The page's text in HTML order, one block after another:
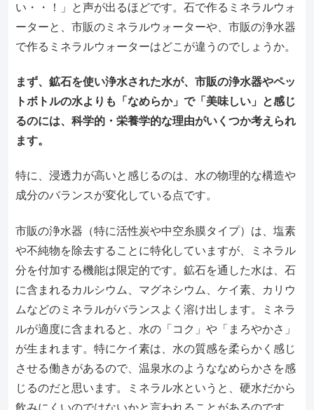
い・・！」と声が出るほどです。石で作るミネラルウォ
ーターと、市販のミネラルウォーターや、市販の浄水器
で作るミネラルウォーターはどこが違うのでしょうか。
まず、鉱石を使い浄水された水が、市販の浄水器やペッ
トボトルの水よりも「なめらか」で「美味しい」と感じ
るのには、科学的・栄養学的な理由がいくつか考えられ
ます。
特に、浸透力が高いと感じるのは、水の物理的な構造や
成分のバランスが変化している点です。
市販の浄水器（特に活性炭や中空糸膜タイプ）は、塩素
や不純物を除去することに特化していますが、ミネラル
分を付加する機能は限定的です。鉱石を通した水は、石
に含まれるカルシウム、マグネシウム、ケイ素、カリウ
ムなどのミネラルがバランスよく溶け出します。ミネラ
ルが適度に含まれると、水の「コク」や「まろやかさ」
が生まれます。特にケイ素は、水の質感を柔らかく感じ
させる働きがあるので、温泉水のようななめらかさを感
じるのだと思います。ミネラル水というと、硬水だから
飲みにくいのではないかと言われることがあるのです